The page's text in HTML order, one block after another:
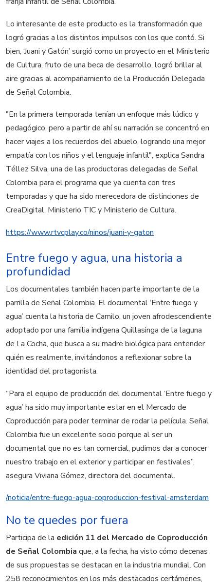
Lo interesante de este producto es la transformación que
logró gracias a los distintos impulsos con los que contó. Si
bien, ‘Juani y Gatón’ surgió como un proyecto en el Ministerio
de Cultura, fruto de una beca de desarrollo, logró brillar al
aire gracias al acompañamiento de la Producción Delegada
de Señal Colombia.
"En la primera temporada tenían un enfoque más lúdico y
pedagógico, pero a partir de ahí su narración se concentró en
hacer viajes a los recuerdos del abuelo, logrando una mejor
empatía con los niños y el lenguaje infantil", explica Sandra
Téllez Silva, una de las productoras delegadas de Señal
Colombia para el programa que ya cuenta con tres
temporadas y que ha sido merecedora de distinciones de
CreaDigital, Ministerio TIC y Ministerio de Cultura.
https://www.rtvcplay.co/ninos/juani-y-gaton
Entre fuego y agua, una historia a
profundidad
Los documentales también hacen parte importante de la
parrilla de Señal Colombia. El documental ‘Entre fuego y
agua’ cuenta la historia de Camilo, un joven afrodescendiente
adoptado por una familia indígena Quillasinga de la laguna
de La Cocha, que busca a su madre biológica para entender
quién es realmente, invitándonos a reflexionar sobre la
identidad del protagonista.
“Para el equipo de producción del documental ‘Entre fuego y
agua’ ha sido muy importante estar en el Mercado de
Coproducción para poder terminar de rodar la película. Señal
Colombia fue un excelente socio porque al ser un
documental que no es tan comercial, pudimos dar a conocer
nuestro trabajo en el exterior y participar en festivales”,
asegura Viviana Gómez, directora del documental.
/noticia/entre-fuego-agua-coproduccion-festival-amsterdam
No te quedes por fuera
Participa de la edición 11 del Mercado de Coproducción
de Señal Colombia que, a la fecha, ha visto cómo decenas
de sus propuestas se destacan en la industria mundial. Con
258 reconocimientos en los más destacados certámenes,